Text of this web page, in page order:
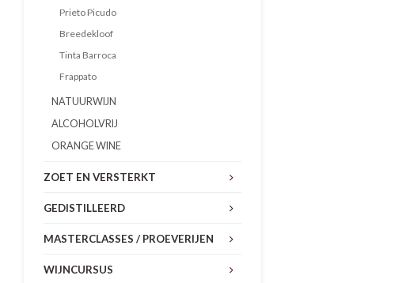
Prieto Picudo
Breedekloof
Tinta Barroca
Frappato
NATUURWIJN
ALCOHOLVRIJ
ORANGE WINE
ZOET EN VERSTERKT
GEDISTILLEERD
MASTERCLASSES / PROEVERIJEN
WIJNCURSUS